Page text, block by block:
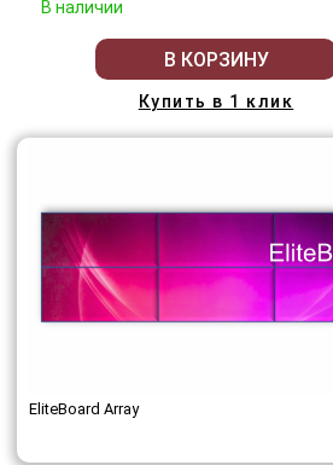
В наличии
В КОРЗИНУ
Купить в 1 клик
EliteBoard Array